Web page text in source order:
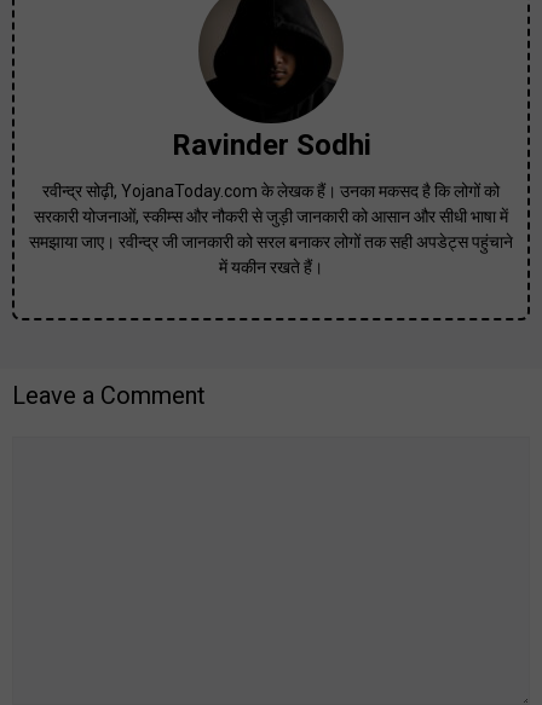
Ravinder Sodhi
रवीन्द्र सोढ़ी, YojanaToday.com के लेखक हैं। उनका मकसद है कि लोगों को
सरकारी योजनाओं, स्कीम्स और नौकरी से जुड़ी जानकारी को आसान और सीधी भाषा में
समझाया जाए। रवीन्द्र जी जानकारी को सरल बनाकर लोगों तक सही अपडेट्स पहुंचाने
में यकीन रखते हैं।
Leave a Comment